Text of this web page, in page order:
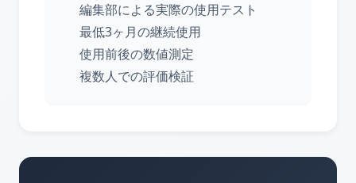
編集部による実際の使用テスト
最低3ヶ月の継続使用
使用前後の数値測定
複数人での評価検証